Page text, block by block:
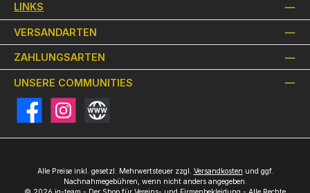
LINKS
VERSANDARTEN
ZAHLUNGSARTEN
UNSERE COMMUNITIES
FacebookInstagramWebsite
Alle Preise inkl. gesetzl. Mehrwertsteuer zzgl. Versandkosten und ggf.
Nachnahmegebühren, wenn nicht anders angegeben.